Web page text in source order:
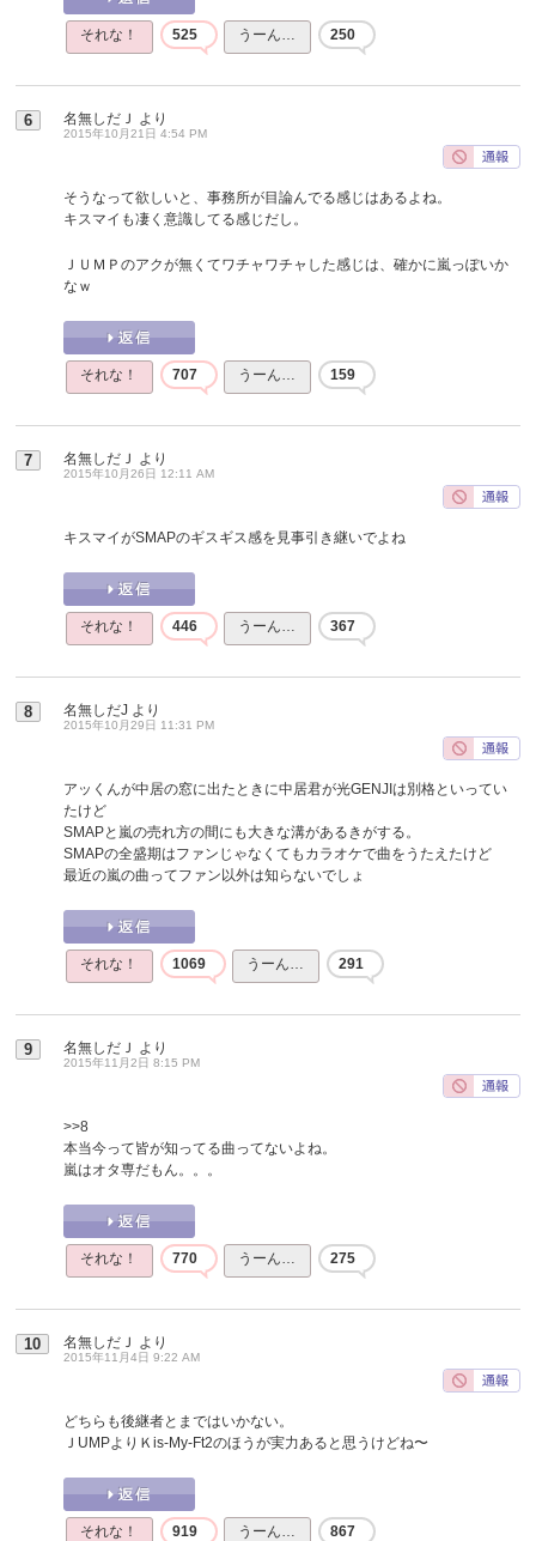
それな！ 525 うーん… 250
6 名無しだＪ より
2015年10月21日 4:54 PM
そうなって欲しいと、事務所が目論んでる感じはあるよね。
キスマイも凄く意識してる感じだし。
ＪＵＭＰのアクが無くてワチャワチャした感じは、確かに嵐っぽいか
なｗ
それな！ 707 うーん… 159
7 名無しだＪ より
2015年10月26日 12:11 AM
キスマイがSMAPのギスギス感を見事引き継いでよね
それな！ 446 うーん… 367
8 名無しだJ より
2015年10月29日 11:31 PM
アッくんが中居の窓に出たときに中居君が光GENJIは別格といってい
たけど
SMAPと嵐の売れ方の間にも大きな溝があるきがする。
SMAPの全盛期はファンじゃなくてもカラオケで曲をうたえたけど
最近の嵐の曲ってファン以外は知らないでしょ
それな！ 1069 うーん… 291
9 名無しだＪ より
2015年11月2日 8:15 PM
>>8
本当今って皆が知ってる曲ってないよね。
嵐はオタ専だもん。。。
それな！ 770 うーん… 275
10 名無しだＪ より
2015年11月4日 9:22 AM
どちらも後継者とまではいかない。
ＪUMPよりＫis-My-Ft2のほうが実力あると思うけどね〜
それな！ 919 うーん… 867